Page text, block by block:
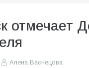
отмечает
Алена Васнецова